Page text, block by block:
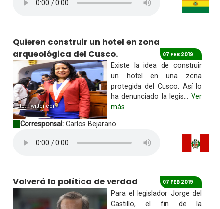
Quieren construir un hotel en zona
arqueológica del Cusco.
07 FEB 2019
Foto: Twitter.com
Existe la idea de construir
un hotel en una zona
protegida del Cusco. Así lo
ha denunciado la legis... Ver
más
Corresponsal:Carlos Bejarano
Volverá la política de verdad 07 FEB 2019
Para el legislador Jorge del
Castillo, el fin de la